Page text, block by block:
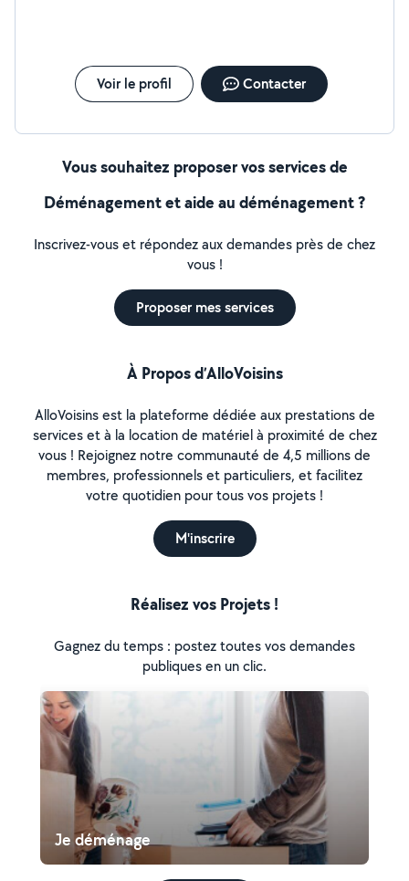
Voir le profil Contacter
Vous souhaitez proposer vos services de
Déménagement et aide au déménagement ?
Inscrivez-vous et répondez aux demandes près de chez
vous !
Proposer mes services
À Propos d’AlloVoisins
AlloVoisins est la plateforme dédiée aux prestations de
services et à la location de matériel à proximité de chez
vous ! Rejoignez notre communauté de 4,5 millions de
membres, professionnels et particuliers, et facilitez
votre quotidien pour tous vos projets !
M'inscrire
Réalisez vos Projets !
Gagnez du temps : postez toutes vos demandes
publiques en un clic.
Je déménage